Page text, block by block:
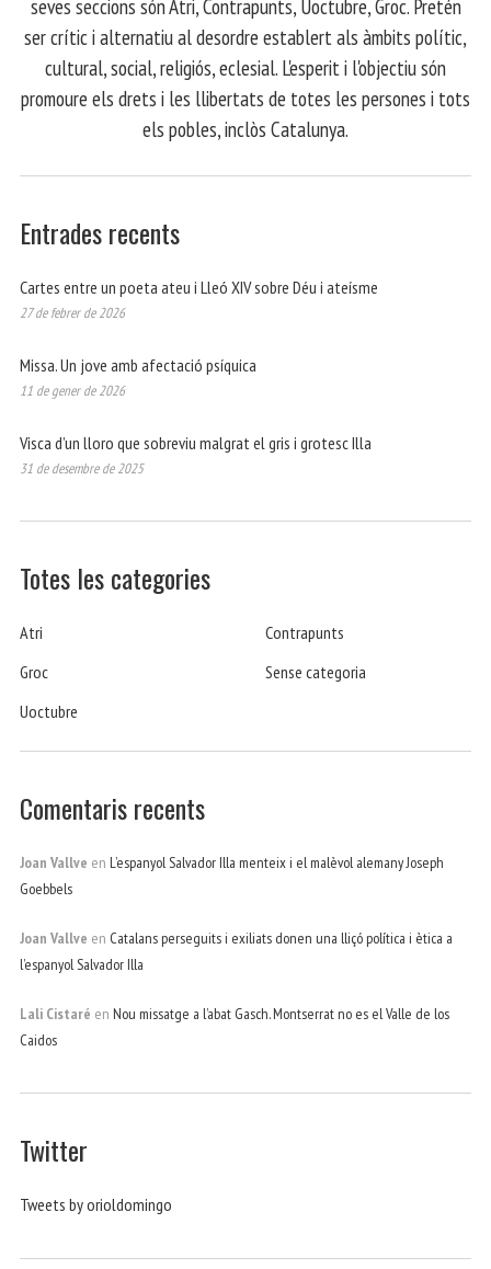
seves seccions són Atri, Contrapunts, Uoctubre, Groc. Pretén
ser crític i alternatiu al desordre establert als àmbits polític,
cultural, social, religiós, eclesial. L'esperit i l'objectiu són
promoure els drets i les llibertats de totes les persones i tots
els pobles, inclòs Catalunya.
Entrades recents
Cartes entre un poeta ateu i Lleó XIV sobre Déu i ateísme
27 de febrer de 2026
Missa. Un jove amb afectació psíquica
11 de gener de 2026
Visca d’un lloro que sobreviu malgrat el gris i grotesc Illa
31 de desembre de 2025
Totes les categories
Atri
Contrapunts
Groc
Sense categoria
Uoctubre
Comentaris recents
Joan Vallve en L’espanyol Salvador Illa menteix i el malèvol alemany Joseph
Goebbels
Joan Vallve en Catalans perseguits i exiliats donen una lliçó política i ètica a
l’espanyol Salvador Illa
Lali Cistaré en Nou missatge a l’abat Gasch. Montserrat no es el Valle de los
Caidos
Twitter
Tweets by orioldomingo